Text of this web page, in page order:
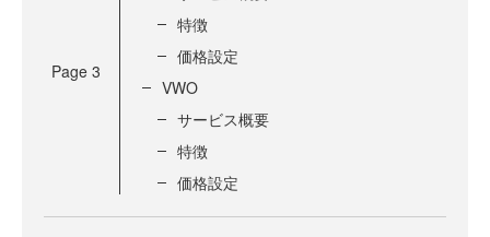
Page 3
特徴
価格設定
VWO
サービス概要
特徴
価格設定